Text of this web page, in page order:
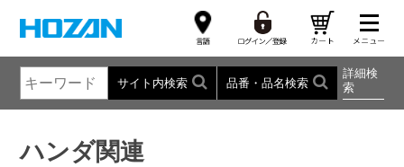
サイト内検索 品番・品名検索
詳細検
索
ハンダ関連